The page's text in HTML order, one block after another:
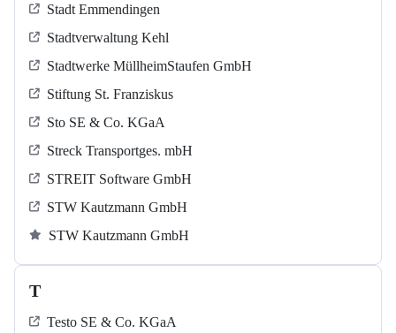
Stadt Emmendingen
Stadtverwaltung Kehl
Stadtwerke MüllheimStaufen GmbH
Stiftung St. Franziskus
Sto SE & Co. KGaA
Streck Transportges. mbH
STREIT Software GmbH
STW Kautzmann GmbH
STW Kautzmann GmbH
T
Testo SE & Co. KGaA